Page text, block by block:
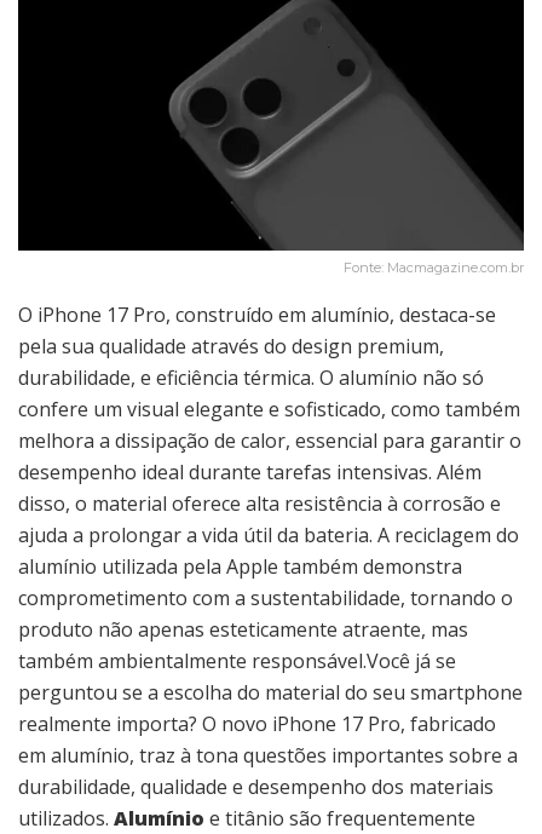
Fonte: Macmagazine.com.br
O iPhone 17 Pro, construído em alumínio, destaca-se
pela sua qualidade através do design premium,
durabilidade, e eficiência térmica. O alumínio não só
confere um visual elegante e sofisticado, como também
melhora a dissipação de calor, essencial para garantir o
desempenho ideal durante tarefas intensivas. Além
disso, o material oferece alta resistência à corrosão e
ajuda a prolongar a vida útil da bateria. A reciclagem do
alumínio utilizada pela Apple também demonstra
comprometimento com a sustentabilidade, tornando o
produto não apenas esteticamente atraente, mas
também ambientalmente responsável.Você já se
perguntou se a escolha do material do seu smartphone
realmente importa? O novo iPhone 17 Pro, fabricado
em alumínio, traz à tona questões importantes sobre a
durabilidade, qualidade e desempenho dos materiais
utilizados. Alumínio e titânio são frequentemente